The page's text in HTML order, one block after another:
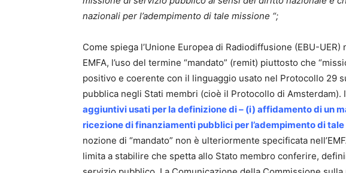
nazionali per l’adempimento di tale missione “;
Come spiega l’Unione Europea di Radiodiffusione (EBU-
EMFA, l’uso del termine “mandato” (remit) piuttosto che
positivo e coerente con il linguaggio usato nel Protocollo 29
pubblica negli Stati membri (cioè il Protocollo di Amsterdam).
aggiuntivi usati per la definizione di – (i) affidamento di un
ricezione di finanziamenti pubblici per l’adempimento di
nozione di “mandato” non è ulteriormente specificata
limita a stabilire che spetta allo Stato membro conferire,